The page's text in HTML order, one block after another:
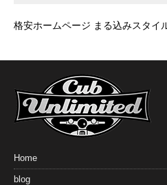
格安ホームページ まる込みスタイ
Home
blog